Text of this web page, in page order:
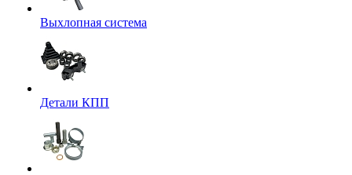
Выхлопная система
Детали КПП